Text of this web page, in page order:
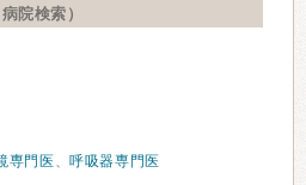
院検索）
専門医 、呼吸器専門医